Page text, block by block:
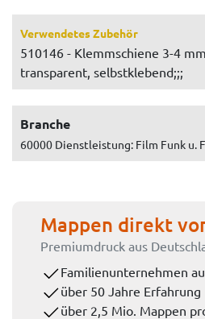
Verwendetes Zubehör
510146 - Klemmschiene 3-4
transparent, selbstklebend;;;
Branche
60000 Dienstleistung: Film Funk u.
Mappen direkt
Premiumdruck aus
Familienunternehmen
über 50 Jahre Erfahrung
über 2,5 Mio. Mappen